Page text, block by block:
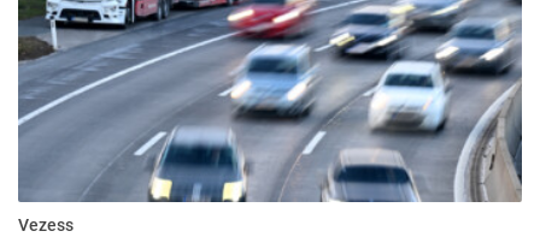
Vezess